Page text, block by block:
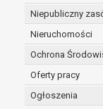
Niepubliczny
Nieruchomości
Ochrona
Oferty pracy
Ogłoszenia
Pani/Panu: